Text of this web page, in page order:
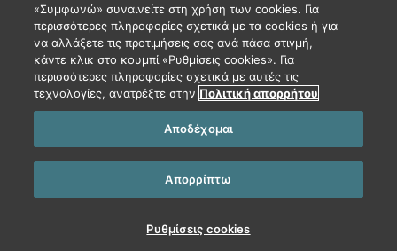
Για περισσότερες πληροφορίες επισκεφθείτε τη
σελίδα μαςzoetis.gr
© Copyright 2026. Όλα τα εμπορικά σήματα αποτελούν ιδιοκτησία
της Zoetis Inc., των θυγατρικών της ή/και των δικαιοπαρόχων της.
Όλα τα άλλα εμπορικά σήματα αποτελούν ιδιοκτησία των
αντίστοιχων κατόχων τους.
Όροι Χρήσης
Ρυθμίσεις cookies
«Συμφωνώ» συναινείτε στη χρήση των cookies. Για
περισσότερες πληροφορίες σχετικά με τα cookies ή για
να αλλάξετε τις προτιμήσεις σας ανά πάσα στιγμή,
κάντε κλικ στο κουμπί «Ρυθμίσεις cookies». Για
περισσότερες πληροφορίες σχετικά με αυτές τις
τεχνολογίες, ανατρέξτε στην Πολιτική απορρήτου
Αποδέχομαι
Απορρίπτω
Ρυθμίσεις cookies